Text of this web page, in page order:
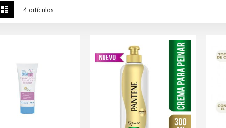
Ver
como
4artículos